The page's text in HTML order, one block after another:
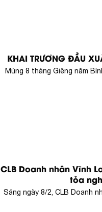
KHAI TRƯƠNG ĐẦU
Mùng 8 tháng Giêng năm
CLB Doanh nhân Vĩnh
tỏa
Sáng ngày 8/2, CLB Doanh